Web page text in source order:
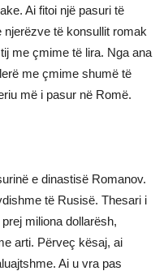
Ai fitoi një pasuri të
të konsullit romak
me çmime të lira. Nga ana
me çmime shumë të
më i pasur në Romë.
e dinastisë Romanov.
të Rusisë. Thesari i
miliona dollarësh,
arti. Përveç kësaj, ai
Ai u vra pas